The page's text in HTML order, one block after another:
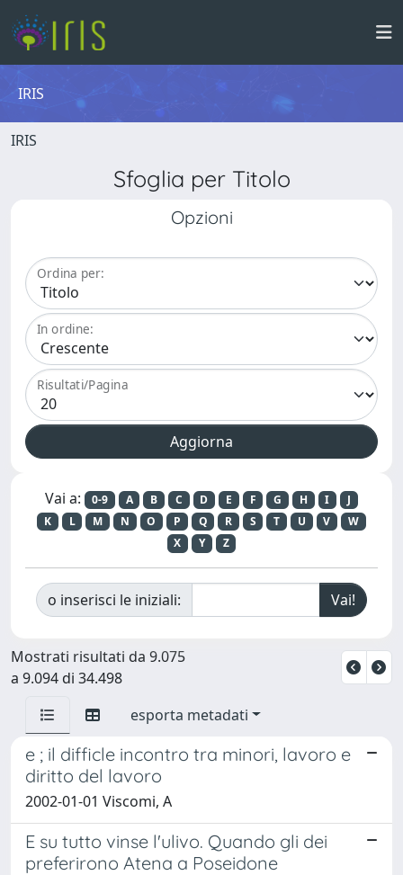
IRIS
IRIS
Sfoglia per Titolo
Opzioni
Ordina per:
In ordine:
Risultati/Pagina
Vai a: 0-9 A B C D E F G H I
J
K
L M N O P Q R S T U V
W
X
Y Z
o inserisci le iniziali:
Mostrati risultati da 9.075
a 9.094 di 34.498
esporta metadati
e ; il difficle incontro tra minori, lavoro e
diritto del lavoro
2002-01-01 Viscomi, A
E su tutto vinse l'ulivo. Quando gli dei
preferirono Atena a Poseidone